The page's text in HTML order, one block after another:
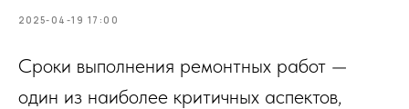
2025-04-19 17:00
Сроки выполнения ремонтных работ —
один из наиболее критичных аспектов,